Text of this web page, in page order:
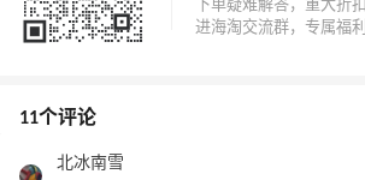
11个评论
北冰南雪